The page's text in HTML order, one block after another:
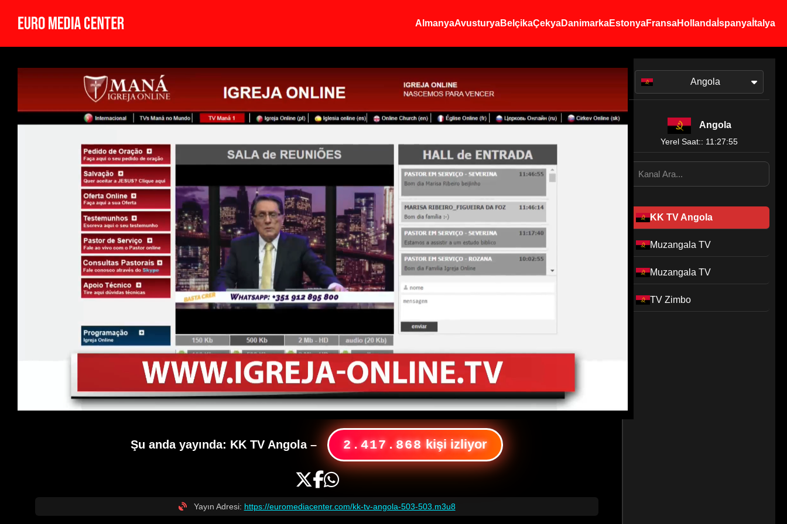
AlmanyaAvusturyaBelçikaÇekyaDanimarkaEstonyaFransaHollanda İspanya İtalya
Şu anda yayında: KK TV Angola– 2.417.868kişi izliyor
Yayın Adresi: https://euromediacenter.com/kk-tv-angola-503-503.m3u8
Angola
Angola
Yerel Saat:: 11:27:55
KK TV Angola
Muzangala TV
Muzangala TV
TV Zimbo